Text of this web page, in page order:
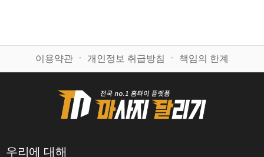
이용약관 ㆍ 개인정보 취급방침 ㆍ 책임의 한계
우리에 대해